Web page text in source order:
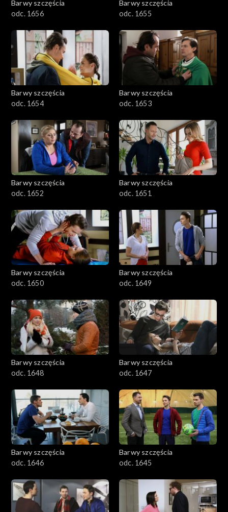
Barwy szczęścia
odc. 1656
Barwy szczęścia
odc. 1655
Barwy szczęścia
odc. 1654
Barwy szczęścia
odc. 1653
Barwy szczęścia
odc. 1652
Barwy szczęścia
odc. 1651
Barwy szczęścia
odc. 1650
Barwy szczęścia
odc. 1649
Barwy szczęścia
odc. 1648
Barwy szczęścia
odc. 1647
Barwy szczęścia
odc. 1646
Barwy szczęścia
odc. 1645